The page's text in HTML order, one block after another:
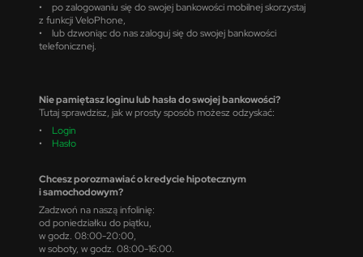
• po zalogowaniu się do swojej bankowości mobilnej skorzystaj
z funkcji VeloPhone,
• lub dzwoniąc do nas zaloguj się do swojej bankowości
telefonicznej.
Nie pamiętasz loginu lub hasła do swojej bankowości?
Tutaj sprawdzisz, jak w prosty sposób możesz odzyskać:
• Login
• Hasło
Chcesz porozmawiać o kredycie hipotecznym
i samochodowym?
Zadzwoń na naszą infolinię:
od poniedziałku do piątku,
w godz. 08:00-20:00,
w soboty, w godz. 08:00-16:00.